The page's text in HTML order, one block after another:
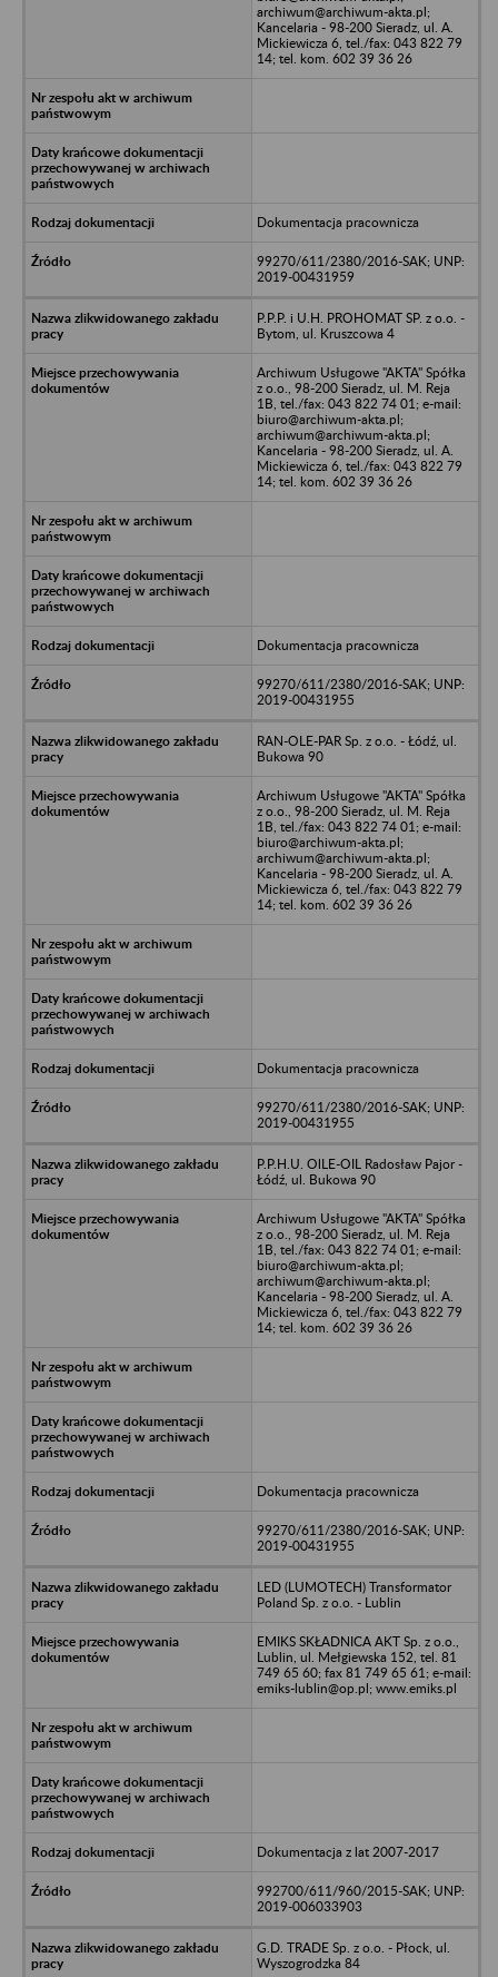
archiwum@archiwum-akta.pl;
Kancelaria - 98-200 Sieradz, ul. A.
Mickiewicza 6, tel./fax: 043 822 79
14; tel. kom. 602 39 36 26
Dokumentacja pracownicza
99270/611/2380/2016-SAK; UNP:
2019-00431959
P.P.P. i U.H. PROHOMAT SP. z o.o. -
Bytom, ul. Kruszcowa 4
Archiwum Usługowe "AKTA" Spółka
z o.o., 98-200 Sieradz, ul. M. Reja
1B, tel./fax: 043 822 74 01; e-mail:
biuro@archiwum-akta.pl;
archiwum@archiwum-akta.pl;
Kancelaria - 98-200 Sieradz, ul. A.
Mickiewicza 6, tel./fax: 043 822 79
14; tel. kom. 602 39 36 26
Dokumentacja pracownicza
99270/611/2380/2016-SAK; UNP:
2019-00431955
RAN-OLE-PAR Sp. z o.o. - Łódź, ul.
Bukowa 90
Archiwum Usługowe "AKTA" Spółka
z o.o., 98-200 Sieradz, ul. M. Reja
1B, tel./fax: 043 822 74 01; e-mail:
biuro@archiwum-akta.pl;
archiwum@archiwum-akta.pl;
Kancelaria - 98-200 Sieradz, ul. A.
Mickiewicza 6, tel./fax: 043 822 79
14; tel. kom. 602 39 36 26
Dokumentacja pracownicza
99270/611/2380/2016-SAK; UNP:
2019-00431955
P.P.H.U. OlLE-OIL Radosław Pajor -
Łódź, ul. Bukowa 90
Archiwum Usługowe "AKTA" Spółka
z o.o., 98-200 Sieradz, ul. M. Reja
1B, tel./fax: 043 822 74 01; e-mail:
biuro@archiwum-akta.pl;
archiwum@archiwum-akta.pl;
Kancelaria - 98-200 Sieradz, ul. A.
Mickiewicza 6, tel./fax: 043 822 79
14; tel. kom. 602 39 36 26
Dokumentacja pracownicza
99270/611/2380/2016-SAK; UNP:
2019-00431955
LED (LUMOTECH) Transformator
Poland Sp. z o.o. - Lublin
EMIKS SKŁADNICA AKT Sp. z o.o.,
Lublin, ul. Mełgiewska 152, tel. 81
749 65 60; fax 81 749 65 61; e-mail:
emiks-lublin@op.pl; www.emiks.pl
Dokumentacja z lat 2007-2017
992700/611/960/2015-SAK; UNP:
2019-006033903
G.D. TRADE Sp. z o.o. - Płock, ul.
Wyszogrodzka 84